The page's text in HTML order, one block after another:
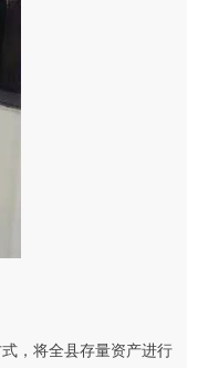
，将全县存量资产进行